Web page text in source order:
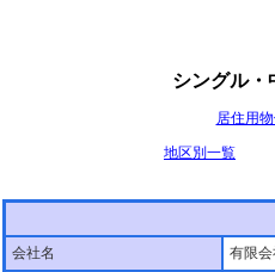
シングル・
居住用
地区別一覧
会社名 有限